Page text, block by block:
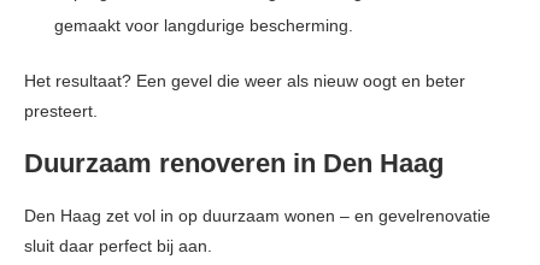
gemaakt voor langdurige bescherming.
Het resultaat? Een gevel die weer als nieuw oogt en beter
presteert.
Duurzaam renoveren in Den Haag
Den Haag zet vol in op duurzaam wonen – en gevelrenovatie
sluit daar perfect bij aan.